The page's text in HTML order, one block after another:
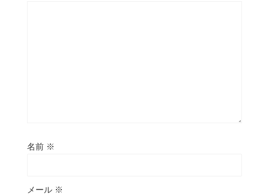
名前 ※
メール ※